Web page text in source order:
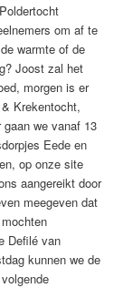
om af te
warmte of de
Joost zal het
morgen is er
Krekentocht,
we vanaf 13
Eede en
op onze site
aangereikt door
meegeven dat
Defilé van
kunnen we de